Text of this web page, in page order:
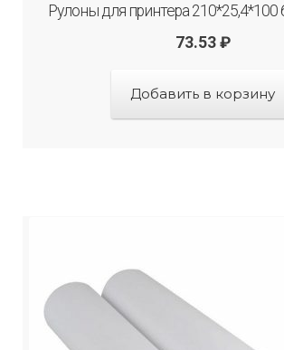
Рулоны для принтера
73.53 ₽
Добавить в корзину